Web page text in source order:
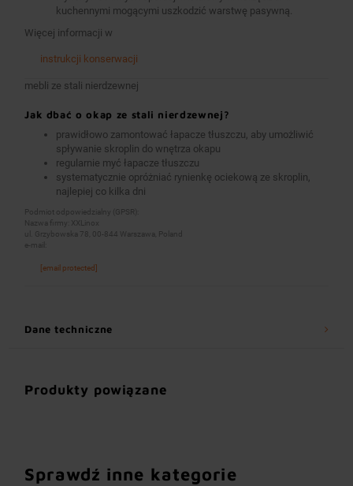
kuchennymi mogącymi uszkodzić warstwę pasywną.
Więcej informacji w
instrukcji konserwacji
mebli ze stali nierdzewnej
Jak dbać o okap ze stali nierdzewnej?
prawidłowo zamontować łapacze tłuszczu, aby umożliwić
spływanie skroplin do wnętrza okapu
regularnie myć łapacze tłuszczu
systematycznie opróżniać rynienkę ociekową ze skroplin,
najlepiej co kilka dni
Podmiot odpowiedzialny (GPSR):
Nazwa firmy: XXLinox
ul. Grzybowska 78, 00-844 Warszawa, Poland
e-mail:
[email protected]
Dane techniczne
Produkty powiązane
Sprawdź inne kategorie